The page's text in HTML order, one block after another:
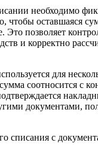
необходимо
чтобы оставшаяся
Это позволяет
и корректно
для
соотносится с
документами,
списания с